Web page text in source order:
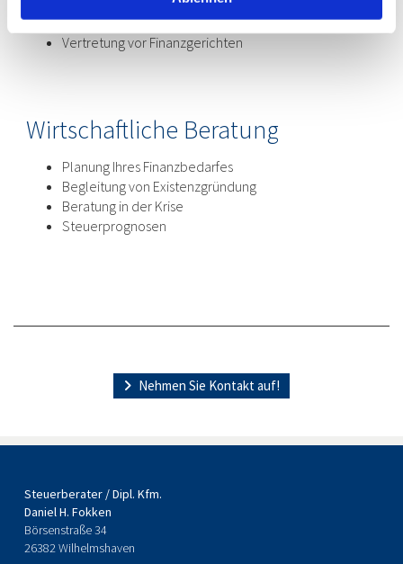
Vertretung bei Einsprüchen
Vertretung vor Finanzgerichten
Wirtschaftliche Beratung
Planung Ihres Finanzbedarfes
Begleitung von Existenzgründung
Beratung in der Krise
Steuerprognosen
Nehmen Sie Kontakt auf!
Steuerberater / Dipl. Kfm.
Daniel H. Fokken
Börsenstraße 34
26382Wilhelmshaven